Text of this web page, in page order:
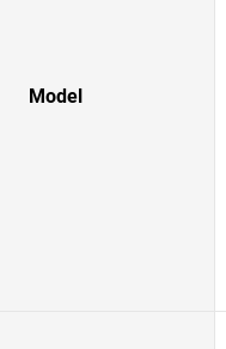
Model